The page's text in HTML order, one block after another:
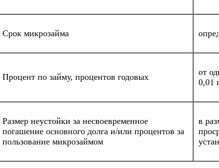
Срок микрозайма
Процент по займу, процентов годовых
от
0,01
Размер неустойки за несвоевременное
погашение основного долга и/или процентов за
пользование микрозаймом
в